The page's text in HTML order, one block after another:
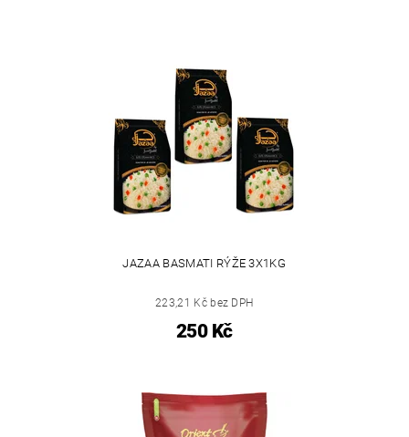
JAZAA BASMATI RÝŽE 3X1KG
223,21 Kč bez DPH
250 Kč